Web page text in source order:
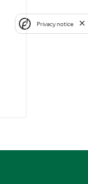
Privacy notice